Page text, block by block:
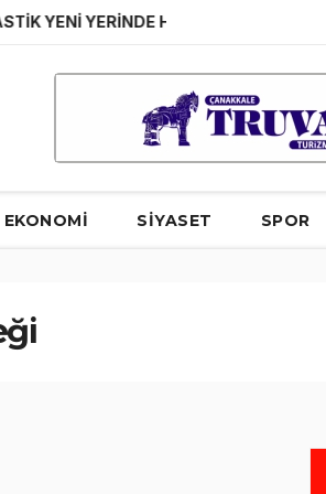
YERİNDE HİZMET VERMEYE BAŞLADI
EKONOMİ SİYASET SPOR